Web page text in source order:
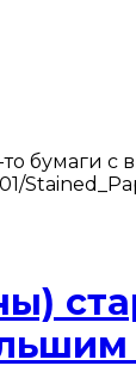
то бумаги